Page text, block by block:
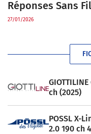
Réponses Sans
27/01/2026
ch (2025)
POSSL X-
2.0 190 ch